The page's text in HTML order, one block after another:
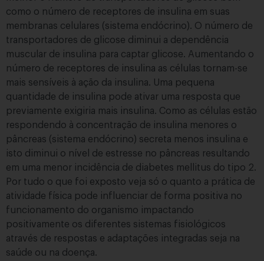
como o número de receptores de insulina em suas
membranas celulares (sistema endócrino). O número de
transportadores de glicose diminui a dependência
muscular de insulina para captar glicose. Aumentando o
número de receptores de insulina as células tornam-se
mais sensíveis à ação da insulina. Uma pequena
quantidade de insulina pode ativar uma resposta que
previamente exigiria mais insulina. Como as células estão
respondendo à concentração de insulina menores o
pâncreas (sistema endócrino) secreta menos insulina e
isto diminui o nível de estresse no pâncreas resultando
em uma menor incidência de diabetes mellitus do tipo 2.
Por tudo o que foi exposto veja só o quanto a prática de
atividade física pode influenciar de forma positiva no
funcionamento do organismo impactando
positivamente os diferentes sistemas fisiológicos
através de respostas e adaptações integradas seja na
saúde ou na doença.